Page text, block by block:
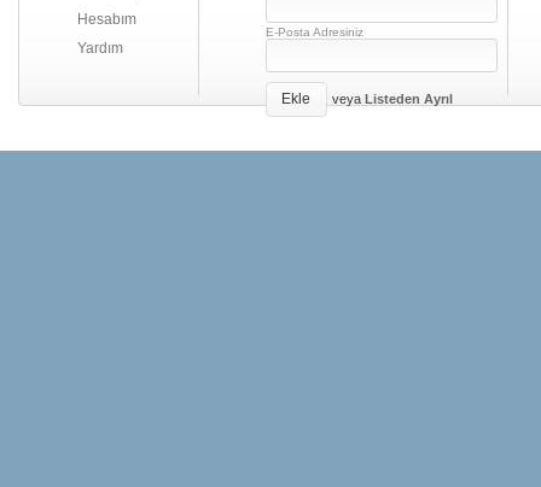
Hesabım
Yardım
E-Posta Adresiniz
Ekle veya Listeden Ayrıl